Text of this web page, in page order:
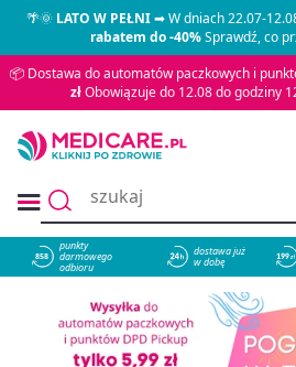
🌴🌞LATO W PEŁNI➡ W dniach 22.07-
rabatem do -40%Sprawdź, co
📦 Dostawa do automatów paczkowych i
złObowiązuje do 12.08 do godziny
858
punkty
darmowego
odbioru
dostawa już
w dobę